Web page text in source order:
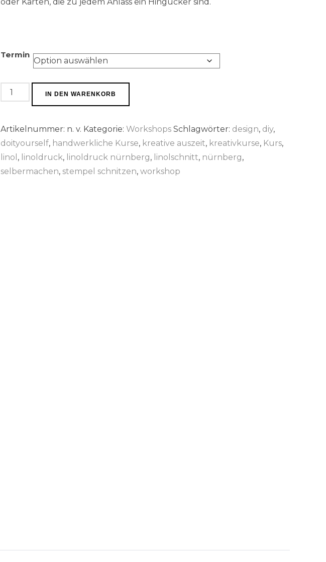
Termin
Workshop
I
Menge
IN DEN WARENKORB
Artikelnummer: n. v. Kategorie: Workshops Schlagwörter: design, diy,
doityourself, handwerkliche Kurse, kreative auszeit, kreativkurse, Kurs,
linol , linoldruck, linoldruck nürnberg, linolschnitt, nürnberg,
selbermachen, stempel schnitzen, workshop